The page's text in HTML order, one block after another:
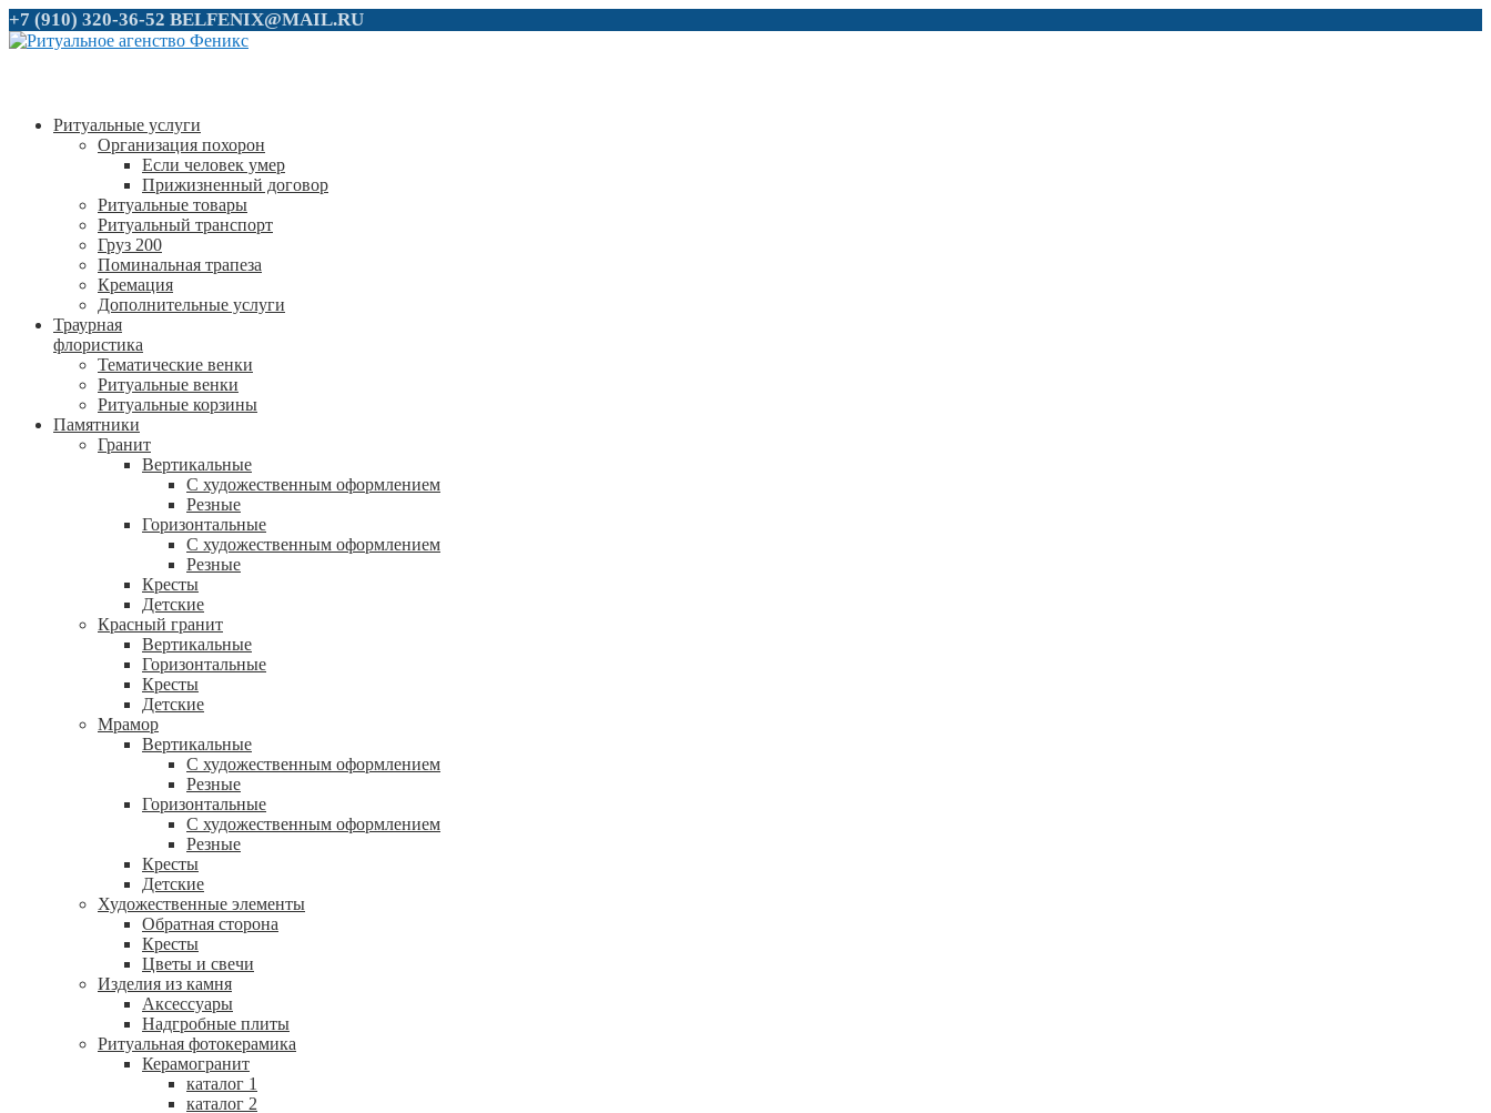
+7 (910) 320-36-52 BELFENIX@MAIL.RU
Ритуальные услуги
Организация похорон
Если человек умер
Прижизненный договор
Ритуальные товары
Ритуальный транспорт
Груз 200
Поминальная трапеза
Кремация
Дополнительные услуги
Траурная
флористика
Тематические венки
Ритуальные венки
Ритуальные корзины
Памятники
Гранит
Вертикальные
С художественным оформлением
Резные
Горизонтальные
С художественным оформлением
Резные
Кресты
Детские
Красный гранит
Вертикальные
Горизонтальные
Кресты
Детские
Мрамор
Вертикальные
С художественным оформлением
Резные
Горизонтальные
С художественным оформлением
Резные
Кресты
Детские
Художественные элементы
Обратная сторона
Кресты
Цветы и свечи
Изделия из камня
Аксессуары
Надгробные плиты
Ритуальная фотокерамика
Керамогранит
каталог 1
каталог 2